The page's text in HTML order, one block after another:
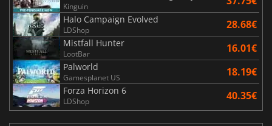
Kinguin
Halo Campaign Evolved
LDShop 28.68€
Mistfall Hunter
LootBar 16.01€
Palworld
Gamesplanet US 18.19€
Forza Horizon 6
LDShop 40.35€